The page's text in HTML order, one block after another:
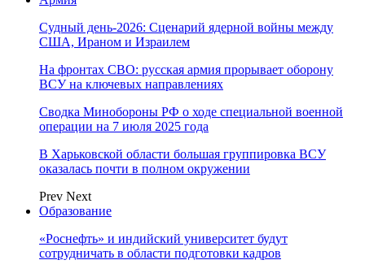
Судный день-2026: Сценарий ядерной войны между
США, Ираном и Израилем
На фронтах СВО: русская армия прорывает оборону
ВСУ на ключевых направлениях
Сводка Минобороны РФ о ходе специальной военной
операции на 7 июля 2025 года
В Харьковской области большая группировка ВСУ
оказалась почти в полном окружении
Prev Next
Образование
«Роснефть» и индийский университет будут
сотрудничать в области подготовки кадров